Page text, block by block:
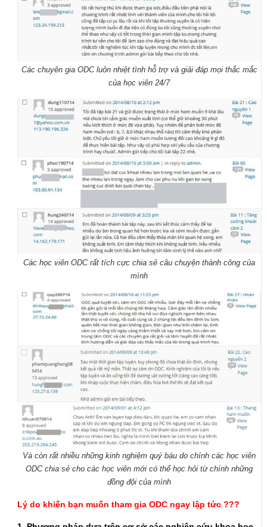
Các chuyên gia ODC luôn nhiệt tình hỗ trợ và giải đáp mọi thắc mắc
của học viên 24/7
Các học viên ODC rất tích cực chia sẻ câu chuyện thành công của
mình
Và còn rất nhiều những kinh nghiệm quý báu do chính các học viên
ODC chia sẻ cho các học viên mới có thể học hỏi từ chính những
đồng đội của mình
Lý do khiến bạn muốn tham gia ODC ngay lập tức ???